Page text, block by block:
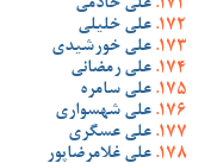
علی خادمی
علی خلیلی
علی خورشیدی
علی رمضانی
علی سامره
علی شهسواری
علی عسگری
علی غلامرضاپور